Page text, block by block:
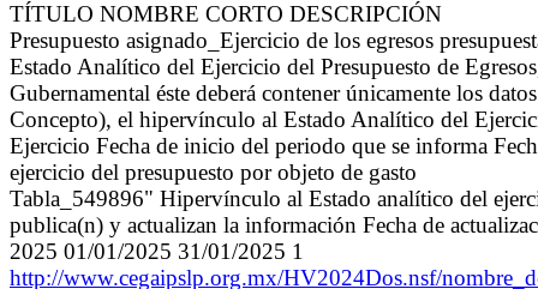
TÍTULO NOMBRE CORTO DESCRIPCIÓN
Presupuesto asignado_Ejercicio de los egresos
Estado Analítico del Ejercicio del Presupuesto de
Gubernamental éste deberá contener únicamente los
Concepto), el hipervínculo al Estado Analítico del
Ejercicio Fecha de inicio del periodo que se informa
ejercicio del presupuesto por objeto de gasto
Tabla_549896" Hipervínculo al Estado analítico del
publica(n) y actualizan la información Fecha de
2025 01/01/2025 31/01/2025 1
http://www.cegaipslp.org.mx/HV2024Dos.nsf/